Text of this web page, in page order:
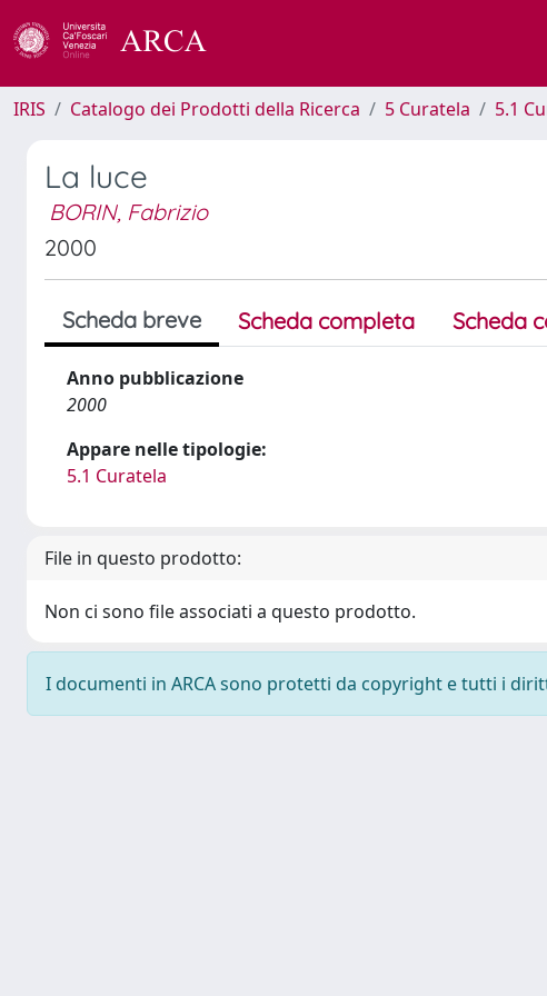
IRIS Catalogo dei Prodotti della Ricerca 5 Curatela 5.1
La luce
BORIN, Fabrizio
2000
Scheda breve Scheda completa Scheda
Anno pubblicazione
2000
Appare nelle tipologie:
5.1 Curatela
File in questo prodotto:
Non ci sono file associati a questo prodotto.
I documenti in ARCA sono protetti da copyright e tutti i